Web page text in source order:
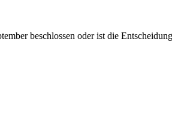
beschlossen oder ist die